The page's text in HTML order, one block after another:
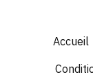
Accueil